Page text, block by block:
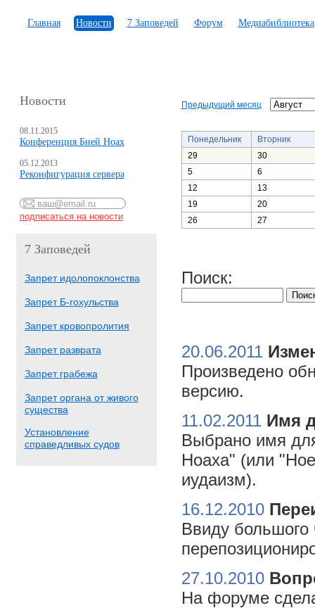
Главная Новости 7 Заповедей Форум Медиабиблиотека
Новости
08.11.2015
Конференция Бней Ноах
05.12.2013
Реконфигурация сервера
7 Заповедей
Запрет идолопоклонства
Запрет Б-гохульства
Запрет кровопролития
Запрет разврата
Запрет грабежа
Запрет органа от живого
существа
Установление
справедливых судов
Предыдущий месяц
Понедельник
Вторник
29
30
5
6
12
13
19
20
26
27
Поиск:
20.06.2011
Произведено
версию.
11.02.2011 Имя
Выбрано имя
Ноаха" (или
иудаизм).
16.12.2010
Ввиду большого
27.10.2010
На форуме